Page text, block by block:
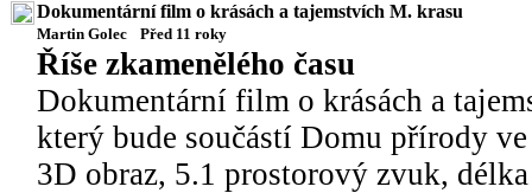
Dokumentární film o krásách a tajemstvích M. krasu
Martin Golec Před 11 roky
Říše zkamenělého času
Dokumentární film o krásách a
který bude součástí Domu přírody
3D obraz, 5.1 prostorový zvuk,